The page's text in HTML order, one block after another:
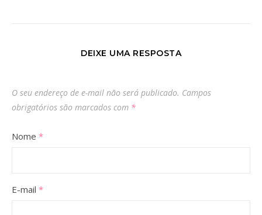
DEIXE UMA RESPOSTA
O seu endereço de e-mail não será publicado. Campos
obrigatórios são marcados com *
Nome *
E-mail *